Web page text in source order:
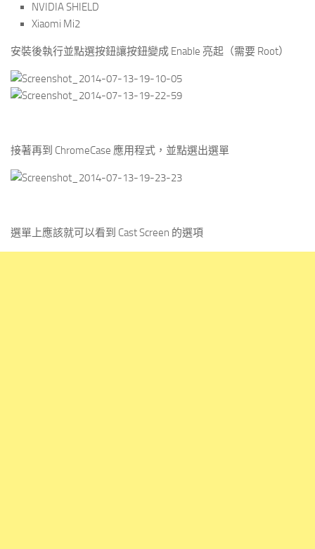
NVIDIA SHIELD
Xiaomi Mi2
安裝後執行並點選按鈕讓按鈕變成 Enable 亮起（需要 Root）
接著再到 ChromeCase 應用程式，並點選出選單
選單上應該就可以看到 Cast Screen 的選項